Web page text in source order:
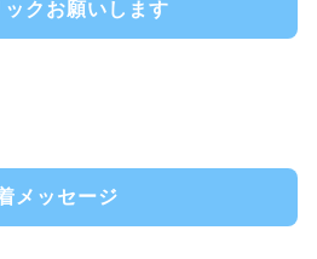
ックお願いします
メッセージ